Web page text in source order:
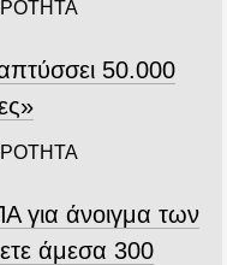
50.000
για άνοιγμα των
άμεσα 300